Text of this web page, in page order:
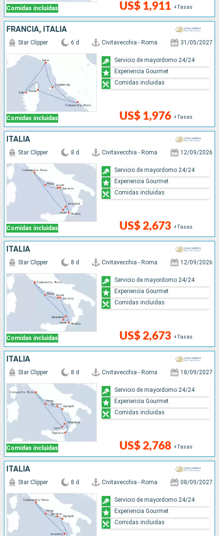
Comidas incluidas US$ 1,911 +Tasas
FRANCIA, ITALIA
Comidas incluidas
Star Clipper 6 d Civitavecchia - Roma 31/05/2027
US$ 1,976 +Tasas
Servicio de mayordomo 24/24
Experiencia Gourmet
Comidas incluidas
ITALIA
Comidas incluidas
Star Clipper 8 d Civitavecchia - Roma 12/09/2026
US$ 2,673 +Tasas
Servicio de mayordomo 24/24
Experiencia Gourmet
Comidas incluidas
ITALIA
Comidas incluidas
Star Clipper 8 d Civitavecchia - Roma 12/09/2026
US$ 2,673 +Tasas
Servicio de mayordomo 24/24
Experiencia Gourmet
Comidas incluidas
ITALIA
Comidas incluidas
Star Clipper 8 d Civitavecchia - Roma 18/09/2027
US$ 2,768 +Tasas
Servicio de mayordomo 24/24
Experiencia Gourmet
Comidas incluidas
ITALIA
Star Clipper 8 d Civitavecchia - Roma 08/09/2027
Servicio de mayordomo 24/24
Experiencia Gourmet
Comidas incluidas